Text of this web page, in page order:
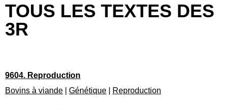
TOUS LES TEXTES DES
3R
9604. Reproduction
Bovins à viande
Génétique Reproduction